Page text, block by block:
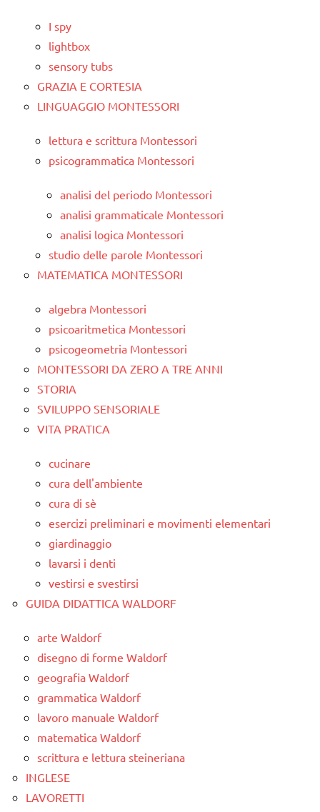
I spy
lightbox
sensory tubs
GRAZIA E CORTESIA
LINGUAGGIO MONTESSORI
lettura e scrittura Montessori
psicogrammatica Montessori
analisi del periodo Montessori
analisi grammaticale Montessori
analisi logica Montessori
studio delle parole Montessori
MATEMATICA MONTESSORI
algebra Montessori
psicoaritmetica Montessori
psicogeometria Montessori
MONTESSORI DA ZERO A TRE ANNI
STORIA
SVILUPPO SENSORIALE
VITA PRATICA
cucinare
cura dell'ambiente
cura di sè
esercizi preliminari e movimenti elementari
giardinaggio
lavarsi i denti
vestirsi e svestirsi
GUIDA DIDATTICA WALDORF
arte Waldorf
disegno di forme Waldorf
geografia Waldorf
grammatica Waldorf
lavoro manuale Waldorf
matematica Waldorf
scrittura e lettura steineriana
INGLESE
LAVORETTI